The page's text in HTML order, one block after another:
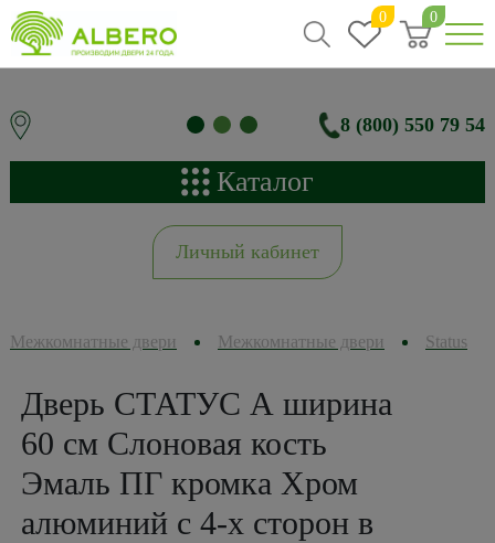
0 0
8 (800) 550 79 54
Каталог
Личный кабинет
Межкомнатные двери Межкомнатные двери Status
Дверь СТАТУС А ширина
60 см Слоновая кость
Эмаль ПГ кромка Хром
алюминий с 4-х сторон в